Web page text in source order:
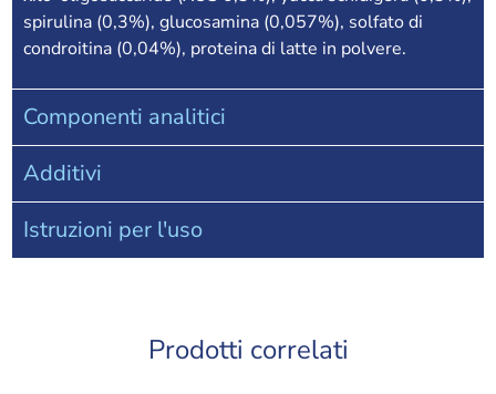
spirulina (0,3%), glucosamina (0,057%), solfato di
condroitina (0,04%), proteina di latte in polvere.
Componenti analitici
Additivi
Istruzioni per l'uso
Prodotti correlati